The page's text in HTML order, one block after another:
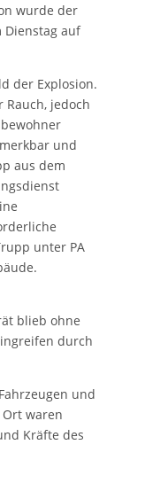
wurde der
Dienstag auf
der Explosion.
Rauch, jedoch
und
aus dem
unter PA
blieb ohne
durch
und
waren
Kräfte des